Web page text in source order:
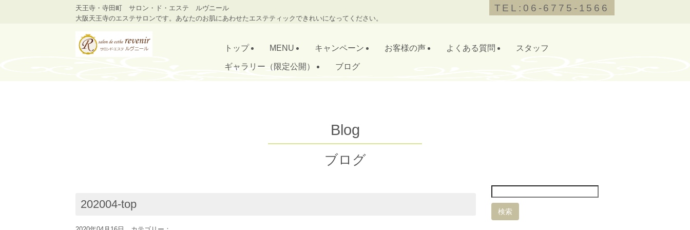
天王寺・寺田町 サロン・ド・エステ ルヴニール
大阪天王寺のエステサロンです。あなたのお肌にあわせたエステティックできれいになってください。
TEL:06-6775-1566
トップ MENU キャンペーン お客様の声 よくある質問 スタッフ
ギャラリー（限定公開） ブログ
Blog
ブログ
202004-top